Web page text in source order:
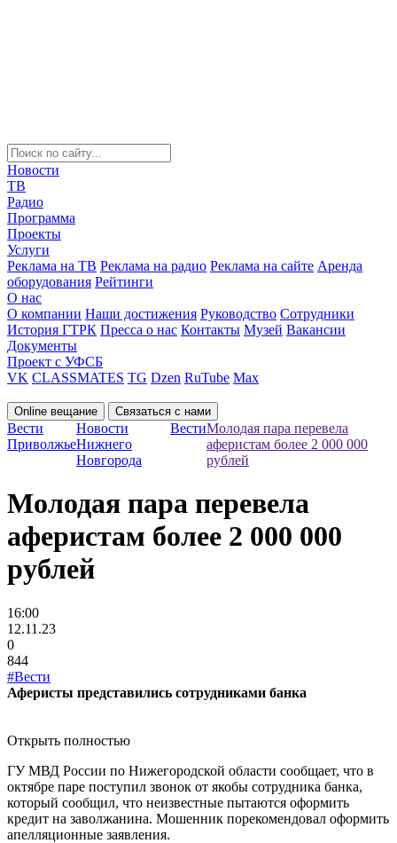
Новости
ТВ
Радио
Программа
Проекты
Услуги
Реклама на ТВ Реклама на радио Реклама на сайте Аренда
оборудования Рейтинги
О нас
О компании Наши достижения Руководство Сотрудники
История ГТРК Пресса о нас Контакты Музей Вакансии
Документы
Проект с УФСБ
VK CLASSMATES TG Dzen RuTube Max
Online вещание Связаться с нами
Вести
Приволжье
Новости
Нижнего
Новгорода
ВестиМолодая пара перевела
аферистам более 2 000 000
рублей
Молодая пара перевела
аферистам более 2 000 000
рублей
16:00
12.11.23
0
844
#Вести
Аферисты представились сотрудниками банка
Открыть полностью
ГУ МВД России по Нижегородской области сообщает, что в
октябре паре поступил звонок от якобы сотрудника банка,
который сообщил, что неизвестные пытаются оформить
кредит на заволжанина. Мошенник порекомендовал оформить
апелляционные заявления.